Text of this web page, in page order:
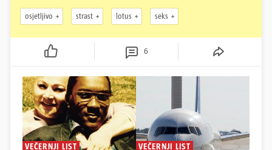
osjetljivo strast lotus seks
6